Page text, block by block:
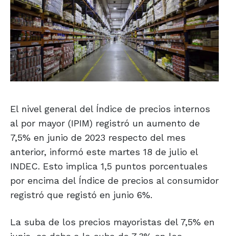
El nivel general del Índice de precios internos
al por mayor (IPIM) registró un aumento de
7,5% en junio de 2023 respecto del mes
anterior, informó este martes 18 de julio el
INDEC. Esto implica 1,5 puntos porcentuales
por encima del Índice de precios al consumidor
registró que registó en junio 6%.
La suba de los precios mayoristas del 7,5% en